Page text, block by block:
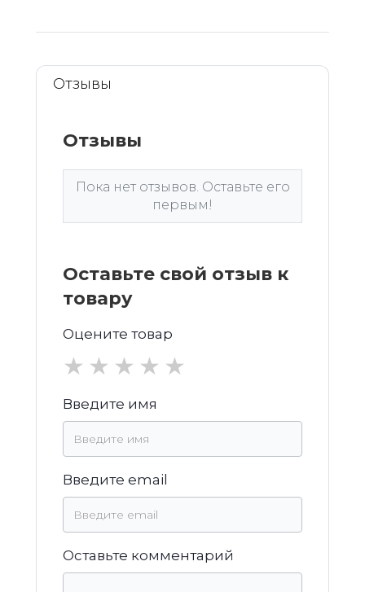
Отзывы
Отзывы
Пока нет отзывов. Оставьте его
первым!
Оставьте свой отзыв к
товару
Оцените товар
★
★
★
★
★
Введите имя
Введите email
Оставьте комментарий